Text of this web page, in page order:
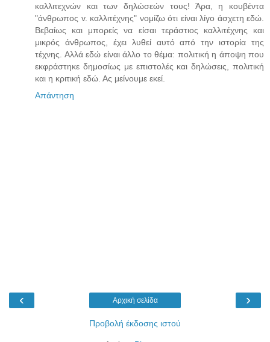
καλλιτεχνών και των δηλώσεών τους! Άρα, η κουβέντα
"άνθρωπος v. καλλιτέχνης" νομίζω ότι είναι λίγο άσχετη εδώ.
Βεβαίως και μπορείς να είσαι τεράστιος καλλιτέχνης και
μικρός άνθρωπος, έχει λυθεί αυτό από την ιστορία της
τέχνης. Αλλά εδώ είναι άλλο το θέμα: πολιτική η άποψη που
εκφράστηκε δημοσίως με επιστολές και δηλώσεις, πολιτική
και η κριτική εδώ. Ας μείνουμε εκεί.
Απάντηση
‹ ›
Αρχική σελίδα
Προβολή έκδοσης ιστού